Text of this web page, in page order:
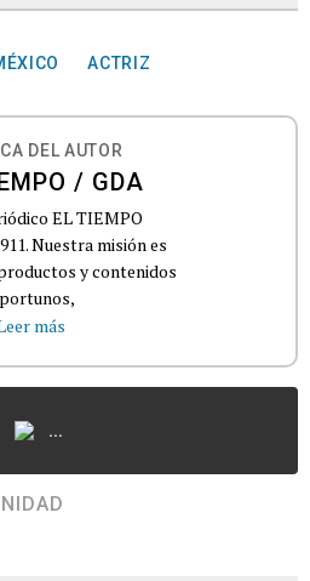
ACTRIZ
DEL AUTOR
/ GDA
EL TIEMPO
Nuestra misión es
y contenidos
más
...